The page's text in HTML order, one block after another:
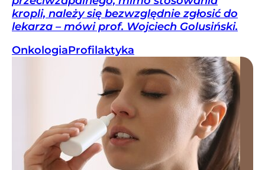
kropli, należy się bezwzględnie zgłosić do
lekarza – mówi prof. Wojciech Golusiński.
OnkologiaProfilaktyka